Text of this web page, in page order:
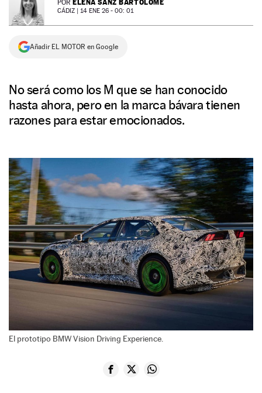
NEWSLETTER
SÍGUENOS
POR ELENA SANZ BARTOLOMÉ
CÁDIZ | 14 ENE 26 - 00: 01
Añadir EL MOTOR en Google
No será como los M que se han conocido
hasta ahora, pero en la marca bávara tienen
razones para estar emocionados.
El prototipo BMW Vision Driving Experience.